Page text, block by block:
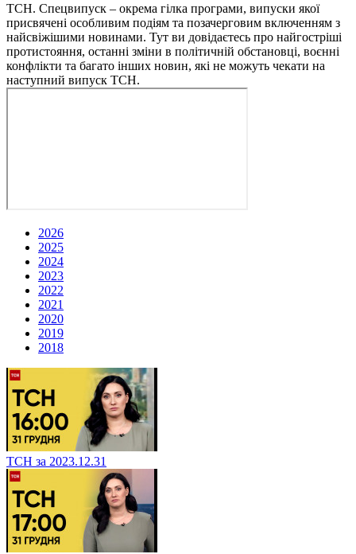
ТСН. Спецвипуск – окрема гілка програми, випуски якої
присвячені особливим подіям та позачерговим включенням з
найсвіжішими новинами. Тут ви довідаєтесь про найгостріші
протистояння, останні зміни в політичній обстановці, воєнні
конфлікти та багато інших новин, які не можуть чекати на
наступний випуск ТСН.
2026
2025
2024
2023
2022
2021
2020
2019
2018
ТСН за 2023.12.31